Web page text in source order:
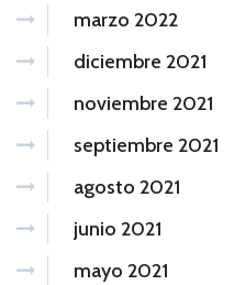
marzo 2022
diciembre 2021
noviembre 2021
septiembre 2021
agosto 2021
junio 2021
mayo 2021